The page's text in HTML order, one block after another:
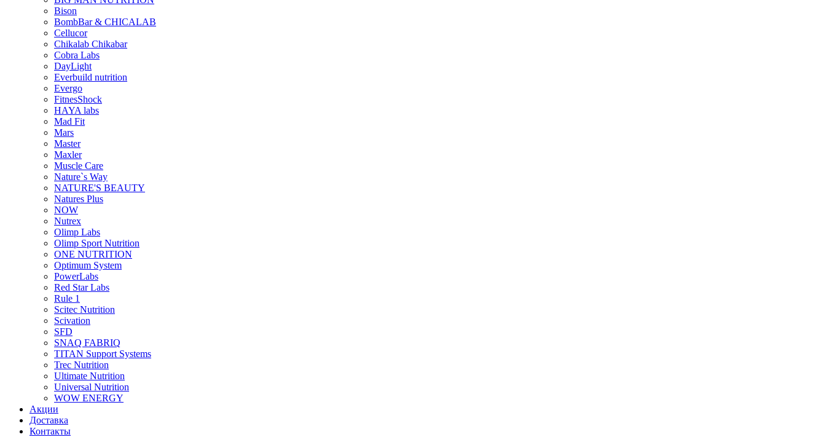
Bison
BombBar & CHICALAB
Cellucor
Chikalab Chikabar
Cobra Labs
DayLight
Everbuild nutrition
Evergo
FitnesShock
HAYA labs
Mad Fit
Mars
Master
Maxler
Muscle Care
Nature`s Way
NATURE'S BEAUTY
Natures Plus
NOW
Nutrex
Olimp Labs
Olimp Sport Nutrition
ONE NUTRITION
Optimum System
PowerLabs
Red Star Labs
Rule 1
Scitec Nutrition
Scivation
SFD
SNAQ FABRIQ
TITAN Support Systems
Trec Nutrition
Ultimate Nutrition
Universal Nutrition
WOW ENERGY
Акции
Доставка
Контакты